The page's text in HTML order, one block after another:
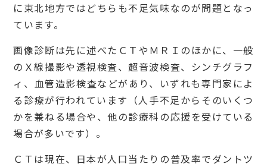
に東北地方ではどちらも不足気味なのが問題となっ
ています。
画像診断は先に述べたＣＴやＭＲＩのほかに、一般
のＸ線撮影や透視検査、超音波検査、シンチグラフ
ィ、血管造影検査などがあり、いずれも専門家によ
る診療が行われています（人手不足からそのいくつ
かを兼ねる場合や、他の診療科の応援を受けている
場合が多いです）。
ＣＴは現在、日本が人口当たりの普及率でダントツ